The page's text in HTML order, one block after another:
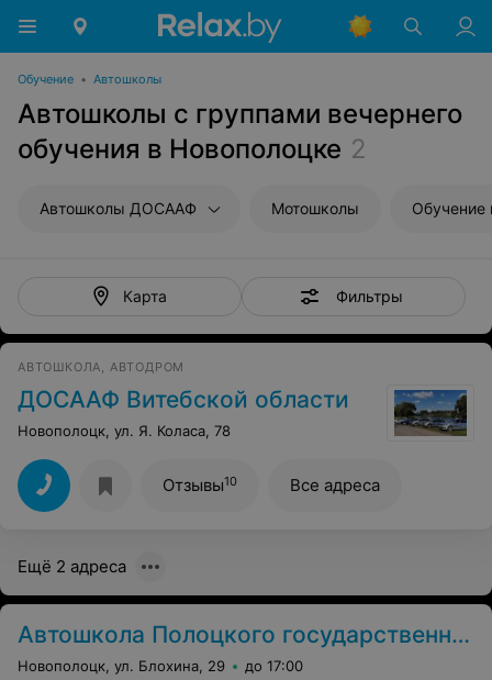
Обучение • Автошколы
Автошколы с группами вечернего
обучения в Новополоцке 2
Автошколы ДОСААФ Мотошколы Обучение
Карта Фильтры
АВТОШКОЛА, АВТОДРОМ
ДОСААФ Витебской области
Новополоцк, ул. Я. Коласа, 78
Отзывы10 Все адреса
Ещё 2 адреса
Автошкола Полоцкого государственного университета
Новополоцк, ул. Блохина, 29 до 17:00